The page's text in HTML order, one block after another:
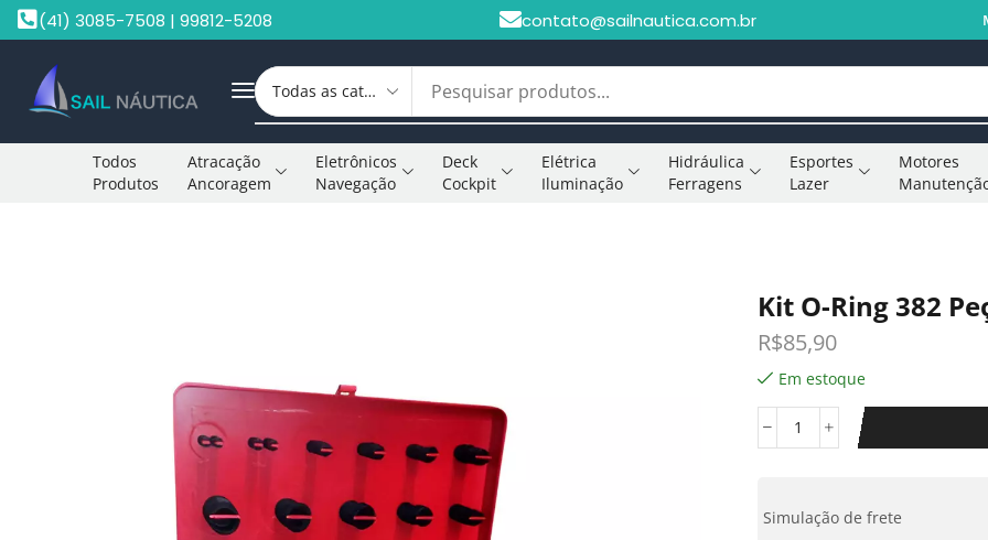
(41) 3085-7508 | 99812-5208 contato@sailnautica.com.br
Todos
Produtos
Atracação
Ancoragem
Eletrônicos
Navegação
Deck
Cockpit
Elétrica
Iluminação
Hidráulica
Ferragens
Esportes
Lazer
Motores
Kit O-Ring 382
R$85,90
Em estoque
Simulação de frete